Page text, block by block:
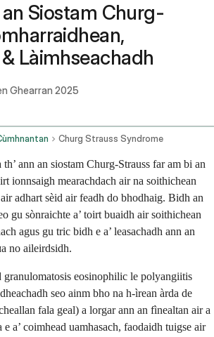
an Siostam Churg-
Làimhseachadh
Ghearran 2025
Churg Strauss Syndrome
ann an siostam Churg-Strauss far am bi an
ionnsaigh mearachdach air na soithichean
adhart sèid air feadh do bhodhaig. Bidh an
gu sònraichte a’ toirt buaidh air soithichean
agus gu tric bidh e a’ leasachadh ann an
no aileirdsidh.
granulomatosis eosinophilic le polyangiitis
seo ainm bho na h-ìrean àrda de
fala geal) a lorgar ann an fìnealtan air a
a’ coimhead uamhasach, faodaidh tuigse air